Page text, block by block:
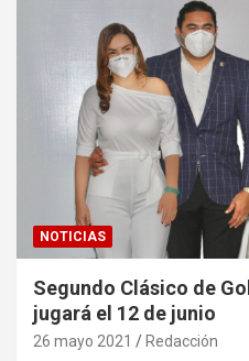
NOTICIAS
Segundo Clásico de
jugará el 12 de junio
26 mayo 2021 Redacción